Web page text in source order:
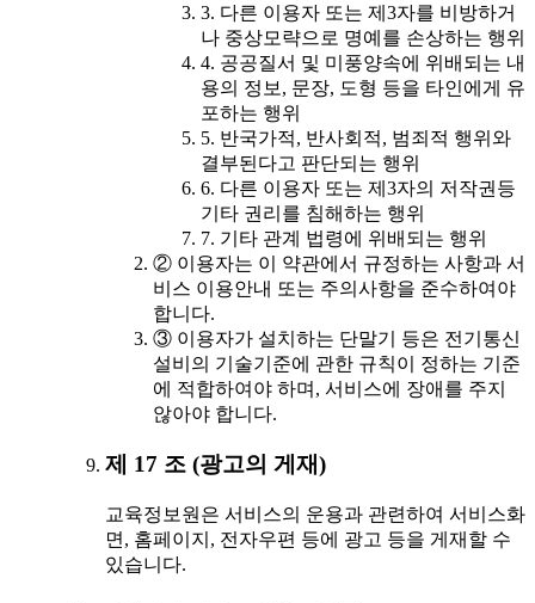
3. 다른 이용자 또는 제3자를 비방하거
나 중상모략으로 명예를 손상하는 행위
4. 공공질서 및 미풍양속에 위배되는 내
용의 정보, 문장, 도형 등을 타인에게 유
포하는 행위
5. 반국가적, 반사회적, 범죄적 행위와
결부된다고 판단되는 행위
6. 다른 이용자 또는 제3자의 저작권등
기타 권리를 침해하는 행위
7. 기타 관계 법령에 위배되는 행위
② 이용자는 이 약관에서 규정하는 사항과 서
비스 이용안내 또는 주의사항을 준수하여야
합니다.
③ 이용자가 설치하는 단말기 등은 전기통신
설비의 기술기준에 관한 규칙이 정하는 기준
에 적합하여야 하며, 서비스에 장애를 주지
않아야 합니다.
제 17 조 (광고의 게재)
교육정보원은 서비스의 운용과 관련하여 서비스화
면, 홈페이지, 전자우편 등에 광고 등을 게재할 수
있습니다.